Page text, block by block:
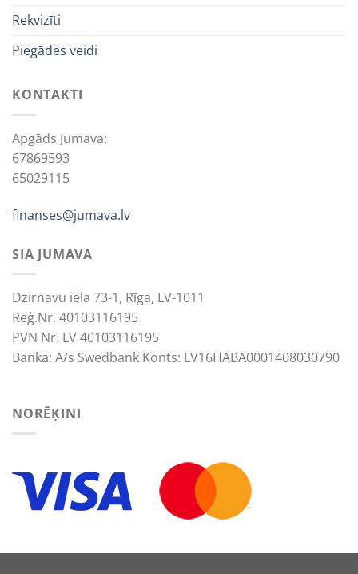
We use cookies to improve your experience.
Rekvizīti
Piegādes veidi
KONTAKTI
Apgāds Jumava:
67869593
65029115
finanses@jumava.lv
SIA JUMAVA
Dzirnavu iela 73-1, Rīga, LV-1011
Reģ.Nr. 40103116195
PVN Nr. LV 40103116195
Banka: A/s Swedbank Konts: LV16HABA0001408030790
NORĒĶINI